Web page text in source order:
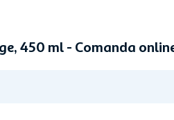
450 ml - Comanda